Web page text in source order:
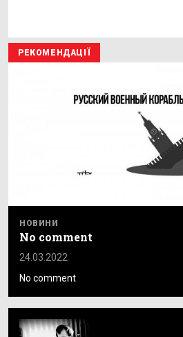
РЕКОМЕНДАЦІЇ
НОВИНИ
No comment
24.03.2022
No comment